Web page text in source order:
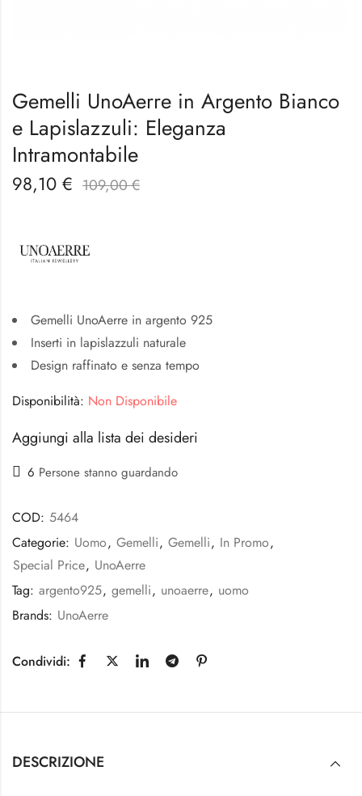
Gemelli UnoAerre in Argento Bianco
e Lapislazzuli: Eleganza
Intramontabile
98,10 € 109,00€
Gemelli UnoAerre in argento 925
Inserti in lapislazzuli naturale
Design raffinato e senza tempo
Disponibilità: Non Disponibile
Aggiungi alla lista dei desideri
6 Persone stanno guardando
COD: 5464
Categorie: Uomo, Gemelli, Gemelli, In Promo,
Special Price, UnoAerre
Tag: argento925, gemelli, unoaerre, uomo
Brands: UnoAerre
Condividi:
DESCRIZIONE